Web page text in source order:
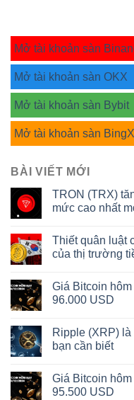
Mở tài khoản sàn
Mở tài khoản sàn OKX
Mở tài khoản sàn Bybit
Mở tài khoản sàn BingX
BÀI VIẾT MỚI
TRON (TRX)
mức cao nhất
Thiết quân luật
của thị trường
Giá Bitcoin
96.000 USD
Ripple (XRP)
bạn cần biết
Giá Bitcoin
95.500 USD